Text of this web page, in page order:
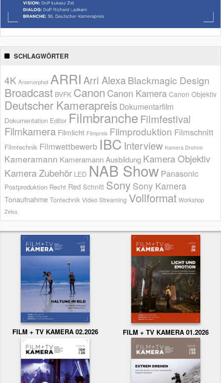
SCHLAGWÖRTER
4K Anamorphot ARRI Arri AlexaBlackmagic Design
Broadcast BVFK Canon Canon Kamera Canon Objektiv
Deutscher Kamerapreis Dokumentarfilm
Dokumentation Editor Filmbranche Filmfestival
Filmkamera Filmlicht Filmpreis Filmproduktion Filmschnitt
Filmtechnik Filmwettbewerb IBC Interview Kamera Drohne
Kameramann Kameramann Ausbildung Kamera Objektiv
Kamera Zubehör LED NAB Show Panasonic
Postproduktion Recht Red Schnitt Sony Sony Kamera
Tonaufnahme Tontechnik Video Streaming Vollformat Workshop
Zeiss
FILM + TV KAMERA 02.2026 FILM + TV KAMERA 01.2026